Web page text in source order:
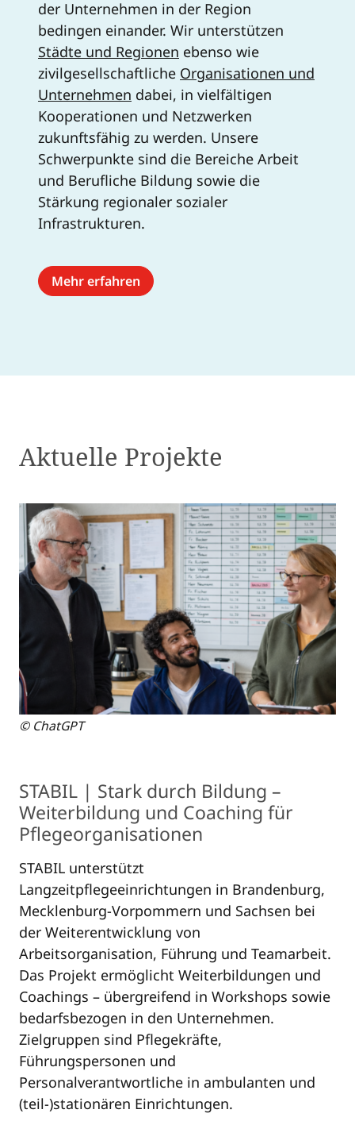
der Unternehmen in der Region
bedingen einander. Wir unterstützen
Städte und Regionen ebenso wie
zivilgesellschaftliche Organisationen und
Unternehmen dabei, in vielfältigen
Kooperationen und Netzwerken
zukunftsfähig zu werden. Unsere
Schwerpunkte sind die Bereiche Arbeit
und Berufliche Bildung sowie die
Stärkung regionaler sozialer
Infrastrukturen.
Mehr erfahren
Aktuelle Projekte
© ChatGPT
STABIL | Stark durch Bildung –
Weiterbildung und Coaching für
Pflegeorganisationen
STABIL unterstützt
Langzeitpflegeeinrichtungen in Brandenburg,
Mecklenburg-Vorpommern und Sachsen bei
der Weiterentwicklung von
Arbeitsorganisation, Führung und Teamarbeit.
Das Projekt ermöglicht Weiterbildungen und
Coachings – übergreifend in Workshops sowie
bedarfsbezogen in den Unternehmen.
Zielgruppen sind Pflegekräfte,
Führungspersonen und
Personalverantwortliche in ambulanten und
(teil-)stationären Einrichtungen.